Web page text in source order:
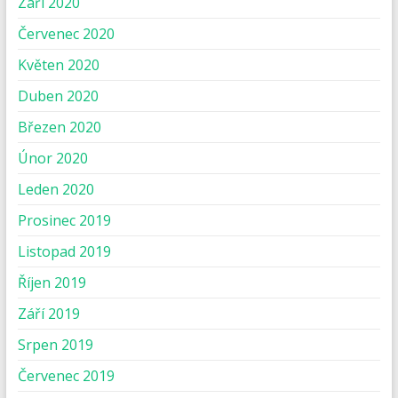
Červenec 2020
Květen 2020
Duben 2020
Březen 2020
Únor 2020
Leden 2020
Prosinec 2019
Listopad 2019
Říjen 2019
Září 2019
Srpen 2019
Červenec 2019